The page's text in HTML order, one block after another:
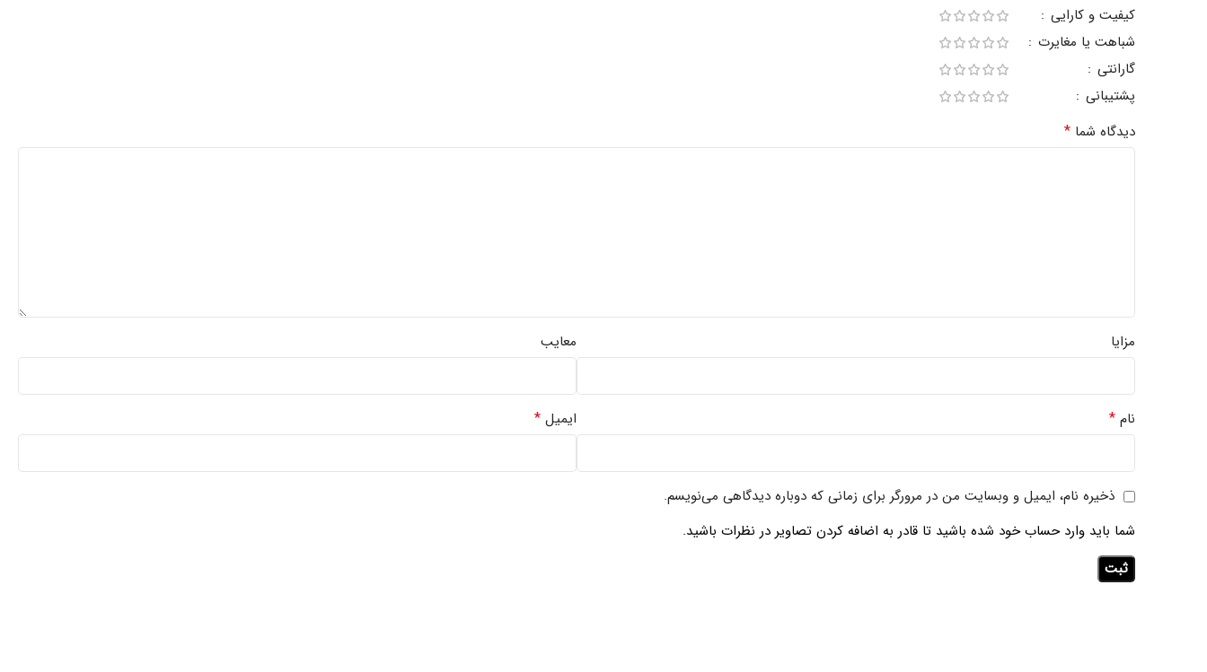
کیفیت و کارایی
شباهت یا مغایرت
گارانتی
پشتیبانی
دیدگاه شما *
مزایا معایب
نام * ایمیل *
ذخیره نام، ایمیل و وبسایت من در مرورگر برای زمانی که دوباره دیدگاهی می‌نویسم.
شما باید وارد حساب خود شده باشید تا قادر به اضافه کردن تصاویر در نظرات باشید.